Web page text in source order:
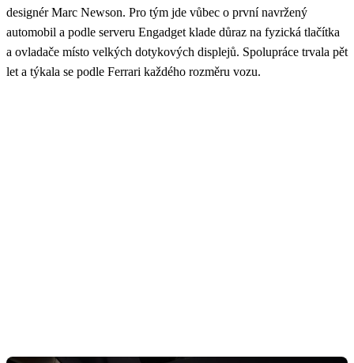
designér Marc Newson. Pro tým jde vůbec o první navržený
automobil a podle serveru Engadget klade důraz na fyzická tlačítka
a ovladače místo velkých dotykových displejů. Spolupráce trvala pět
let a týkala se podle Ferrari každého rozměru vozu.